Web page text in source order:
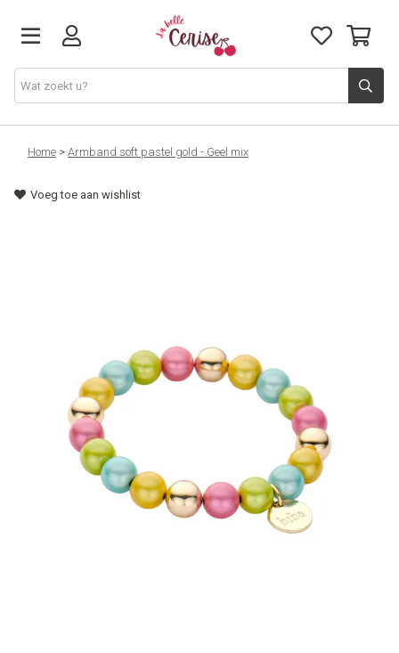
Just arrived
Juwelen & Accessoires
Home > Armband soft pastel gold - Geel mix
Voeg toe aan wishlist